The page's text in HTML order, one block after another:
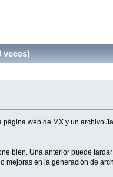
veces)
web de MX y un archivo
bien. Una anterior puede
mejoras en la generación de